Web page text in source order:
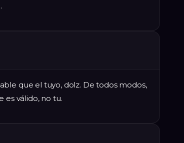
que el tuyo, dolz. De todos modos,
es válido, no tu.